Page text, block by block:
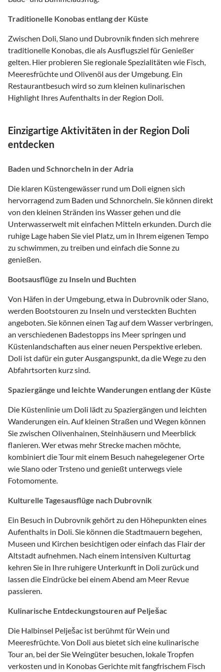
Traditionelle Konobas entlang der Küste
Zwischen Doli, Slano und Dubrovnik finden sich mehrere
traditionelle Konobas, die als Ausflugsziel für Genießer
gelten. Hier probieren Sie regionale Spezialitäten wie Fisch,
Meeresfrüchte und Olivenöl aus der Umgebung. Ein
Restaurantbesuch wird so zum kleinen kulinarischen
Highlight Ihres Aufenthalts in der Region Doli.
Einzigartige Aktivitäten in der Region Doli
entdecken
Baden und Schnorcheln in der Adria
Die klaren Küstengewässer rund um Doli eignen sich
hervorragend zum Baden und Schnorcheln. Sie können direkt
von den kleinen Stränden ins Wasser gehen und die
Unterwasserwelt mit einfachen Mitteln erkunden. Durch die
ruhige Lage haben Sie viel Platz, um in Ihrem eigenen Tempo
zu schwimmen, zu treiben und einfach die Sonne zu
genießen.
Bootsausflüge zu Inseln und Buchten
Von Häfen in der Umgebung, etwa in Dubrovnik oder Slano,
werden Bootstouren zu Inseln und versteckten Buchten
angeboten. Sie können einen Tag auf dem Wasser verbringen,
an verschiedenen Badestopps ins Meer springen und
Küstenlandschaften aus einer neuen Perspektive erleben.
Doli ist dafür ein guter Ausgangspunkt, da die Wege zu den
Abfahrtsorten kurz sind.
Spaziergänge und leichte Wanderungen entlang der Küste
Die Küstenlinie um Doli lädt zu Spaziergängen und leichten
Wanderungen ein. Auf kleinen Straßen und Wegen können
Sie zwischen Olivenhainen, Steinhäusern und Meerblick
flanieren. Wer etwas mehr Strecke machen möchte,
kombiniert die Tour mit einem Besuch nahegelegener Orte
wie Slano oder Trsteno und genießt unterwegs viele
Fotomomente.
Kulturelle Tagesausflüge nach Dubrovnik
Ein Besuch in Dubrovnik gehört zu den Höhepunkten eines
Aufenthalts in Doli. Sie können die Stadtmauern begehen,
Museen und Kirchen besichtigen oder einfach das Flair der
Altstadt aufnehmen. Nach einem intensiven Kulturtag
kehren Sie in Ihre ruhigere Unterkunft in Doli zurück und
lassen die Eindrücke bei einem Abend am Meer Revue
passieren.
Kulinarische Entdeckungstouren auf Pelješac
Die Halbinsel Pelješac ist berühmt für Wein und
Meeresfrüchte. Von Doli aus bietet sich eine kulinarische
Tour an, bei der Sie Weingüter besuchen, lokale Tropfen
verkosten und in Konobas Gerichte mit fangfrischem Fisch